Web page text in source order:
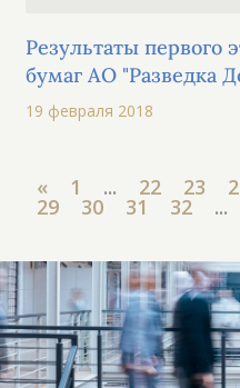
Результаты первого
бумаг АО "Разведка
19 февраля 2018
« 1 ... 22 23
29 30 31 32 ...